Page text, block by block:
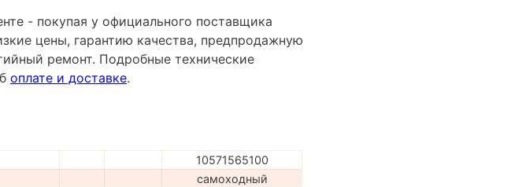
- покупая у официального поставщика
цены, гарантию качества, предпродажную
ремонт. Подробные технические
оплате и доставке.
10571565100
самоходный